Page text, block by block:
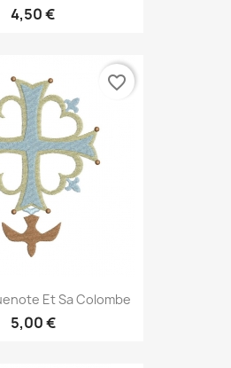
4,50 €
Et Sa Colombe
5,00 €
favorite_border